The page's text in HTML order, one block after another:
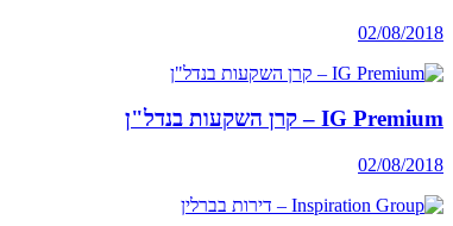
02/08/2018
IG Premium – קרן השקעות בנדל"ן
02/08/2018